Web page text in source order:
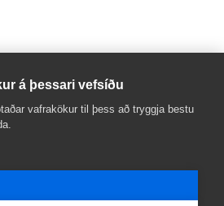
á þessari vefsíðu
vafrakökur til þess að tryggja bestu